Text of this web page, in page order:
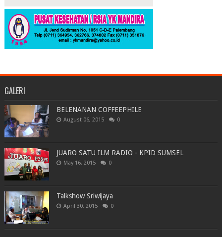
GALERI
BELENANAN COFFEEPHILE
August 06, 2015 0
JUARO SATU ILM RADIO - KPID SUMSEL
May 16, 2015 0
Talkshow Sriwijaya
April 30, 2015 0